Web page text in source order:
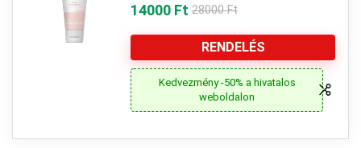
14000 Ft 28000 Ft
RENDELÉS
Kedvezmény -50% a hivatalos
weboldalon